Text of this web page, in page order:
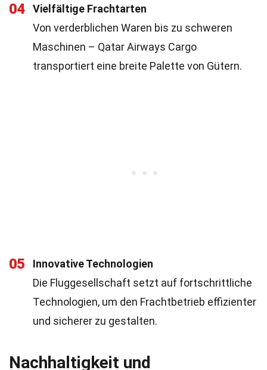
04
Vielfältige Frachtarten
Von verderblichen Waren bis zu schweren
Maschinen – Qatar Airways Cargo
transportiert eine breite Palette von Gütern.
05
Innovative Technologien
Die Fluggesellschaft setzt auf fortschrittliche
Technologien, um den Frachtbetrieb effizienter
und sicherer zu gestalten.
Nachhaltigkeit und